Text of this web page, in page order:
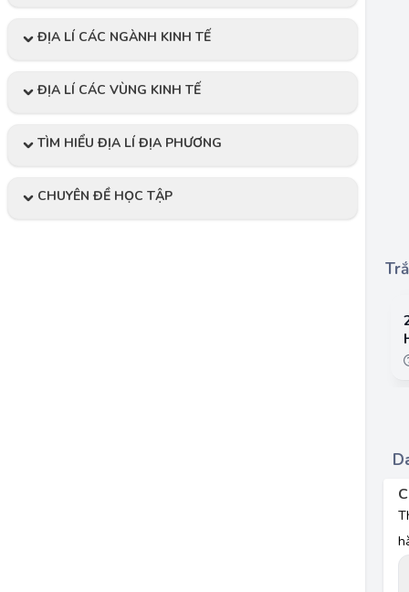
ĐỊA LÍ CÁC NGÀNH KINH TẾ
ĐỊA LÍ CÁC VÙNG KINH TẾ
TÌM HIỂU ĐỊA LÍ ĐỊA PHƯƠNG
CHUYÊN ĐỀ HỌC TẬP